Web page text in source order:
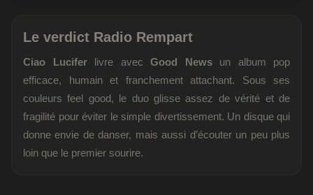
Le verdict Radio Rempart
Ciao Luciferlivre avec Good Newsun album pop
efficace, humain et franchement attachant. Sous ses
couleurs feel good, le duo glisse assez de vérité et de
fragilité pour éviter le simple divertissement. Un disque qui
donne envie de danser, mais aussi d’écouter un peu plus
loin que le premier sourire.